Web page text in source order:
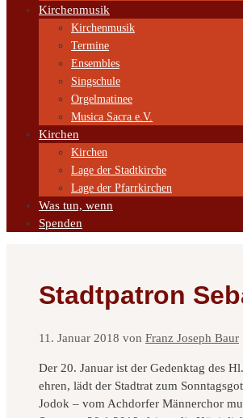
Kirchenmusik
Kirchenmusik
Termine
Ensembles
Singschule
Orgelmatinee
Musica Sacra e.V.
Kirchen
Kirchen
Lage der Stadtkirche
Lage der Pfarrkirchen
Was tun, wenn
Spenden
Stadtpatron
11. Januar 2018 von Franz Joseph Baur
Der 20. Januar ist der Gedenktag des
ehren, lädt der Stadtrat zum
Jodok – vom Achdorfer Männerchor